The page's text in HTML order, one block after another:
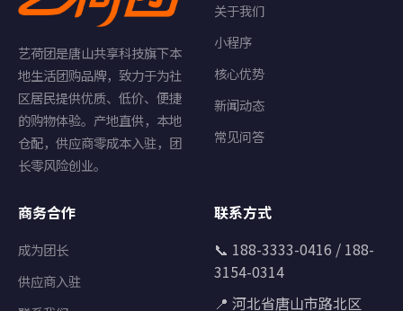
艺荷团是唐山共享科技旗下本
地生活团购品牌，致力于为社
区居民提供优质、低价、便捷
的购物体验。产地直供，本地
仓配，供应商零成本入驻，团
长零风险创业。
关于我们
小程序
核心优势
新闻动态
常见问答
商务合作
成为团长
供应商入驻
联系方式
📞 188-3333-0416 / 188-
3154-0314
📍 河北省唐山市路北区